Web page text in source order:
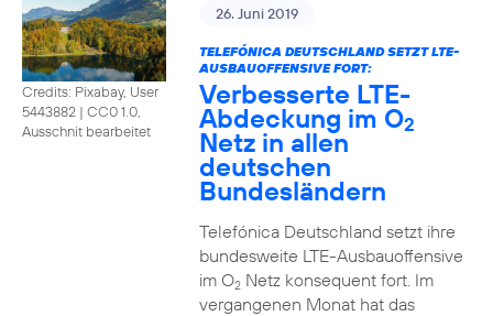
Credits: Pixabay, User
5443882 | CC0 1.0,
Ausschnit bearbeitet
26. Juni 2019
TELEFÓNICA DEUTSCHLAND SETZT LTE-
AUSBAUOFFENSIVE FORT:
Verbesserte LTE-
Abdeckung im O2
Netz in allen
deutschen
Bundesländern
Telefónica Deutschland setzt ihre
bundesweite LTE-Ausbauoffensive
im O2Netz konsequent fort. Im
vergangenen Monat hat das